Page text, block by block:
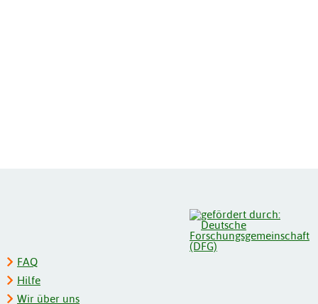
FAQ
Hilfe
Wir über uns